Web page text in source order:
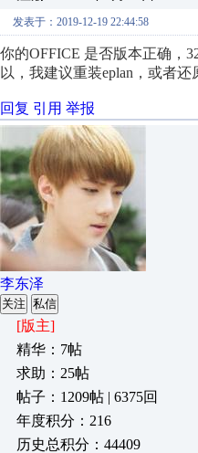
发表于：2019-12-19 22:44:58
你的OFFICE 是否版本正确，
以，我建议重装eplan，或者还
回复 引用 举报
李东泽
关注 私信
[版主]
精华：7帖
求助：25帖
帖子：1209帖 | 6375回
年度积分：216
历史总积分：44409